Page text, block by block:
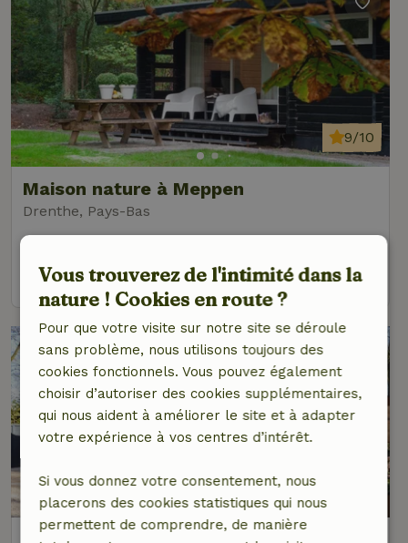
Maison nature à Meppen
Drenthe, Pays-Bas
9/10
4 personnes3 Chambres à coucher
voir
Vous trouverez de l'intimité dans la
nature ! Cookies en route ?
Pour que votre visite sur notre site se déroule
sans problème, nous utilisons toujours des
cookies fonctionnels. Vous pouvez également
choisir d’autoriser des cookies supplémentaires,
qui nous aident à améliorer le site et à adapter
votre expérience à vos centres d’intérêt.
Si vous donnez votre consentement, nous
placerons des cookies statistiques qui nous
permettent de comprendre, de manière